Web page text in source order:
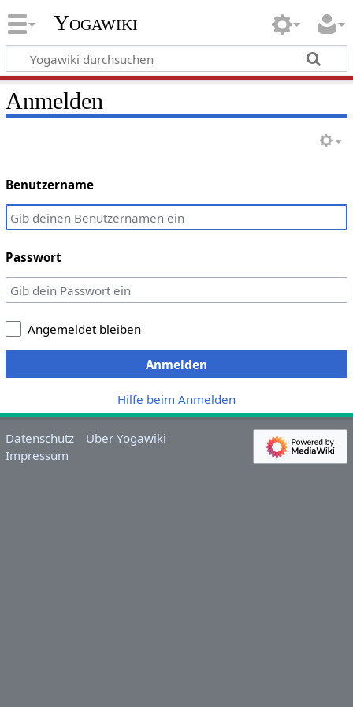
Yogawiki
Anmelden
Benutzername
Passwort
Angemeldet bleiben
Anmelden
Hilfe beim Anmelden
Datenschutz
Über Yogawiki
Impressum